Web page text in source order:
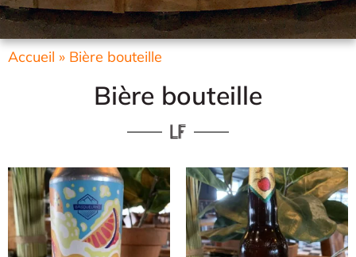
Accueil » Bière bouteille
Bière bouteille